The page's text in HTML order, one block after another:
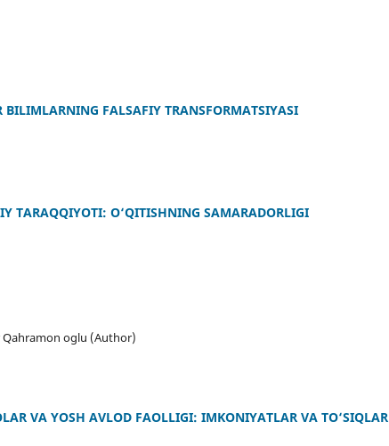
FALSAFIY TRANSFORMATSIYASI
TARAQQIYOTI: O‘QITISHNING SAMARADORLIGI
oglu (Author)
VA YOSH AVLOD FAOLLIGI: IMKONIYATLAR VA TO‘SIQLAR